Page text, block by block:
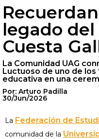
legado del
Cuesta
La Comunidad UAG
Luctuoso de uno de
educativa en una
Por: Arturo Padilla
30/Jun/2026
La Federación de
comunidad de la